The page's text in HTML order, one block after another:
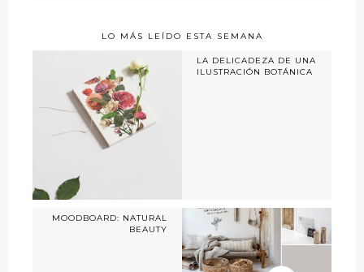
LO MÁS LEÍDO ESTA SEMANA
LA DELICADEZA DE UNA
ILUSTRACIÓN BOTÁNICA
MOODBOARD: NATURAL
BEAUTY